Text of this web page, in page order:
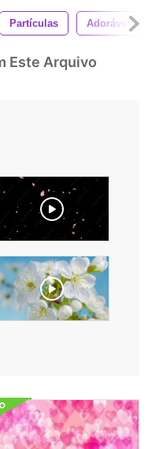
Partículas Adorável
Este Arquivo